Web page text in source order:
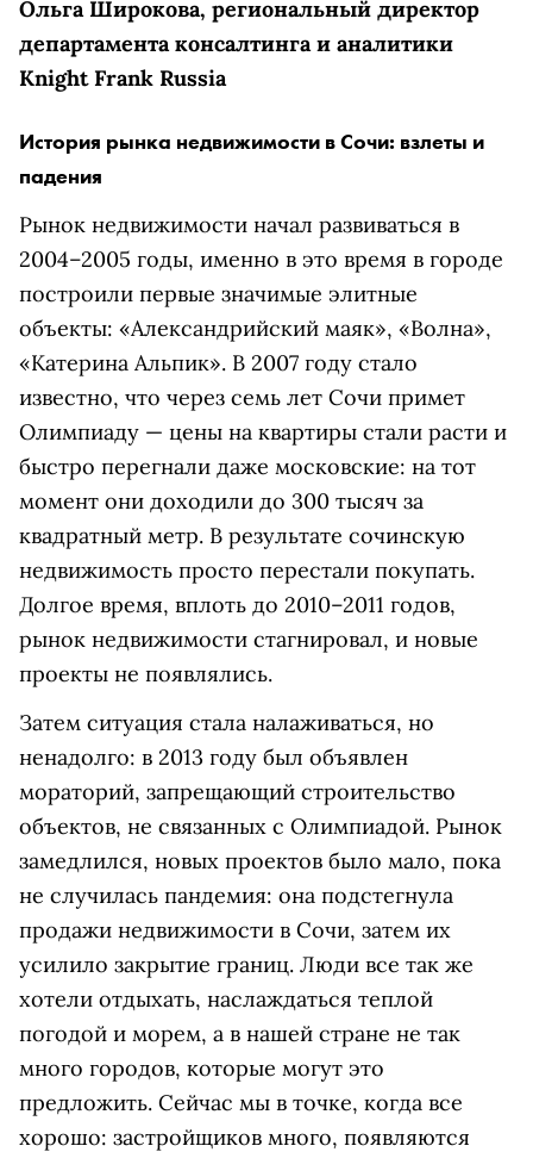
Ольга Широкова, региональный директор
департамента консалтинга и аналитики
Knight Frank Russia
История рынка недвижимости в Сочи: взлеты и
падения
Рынок недвижимости начал развиваться в
2004–2005 годы, именно в это время в городе
построили первые значимые элитные
объекты: «Александрийский маяк», «Волна»,
«Катерина Альпик». В 2007 году стало
известно, что через семь лет Сочи примет
Олимпиаду — цены на квартиры стали расти и
быстро перегнали даже московские: на тот
момент они доходили до 300 тысяч за
квадратный метр. В результате сочинскую
недвижимость просто перестали покупать.
Долгое время, вплоть до 2010–2011 годов,
рынок недвижимости стагнировал, и новые
проекты не появлялись.
Затем ситуация стала налаживаться, но
ненадолго: в 2013 году был объявлен
мораторий, запрещающий строительство
объектов, не связанных с Олимпиадой. Рынок
замедлился, новых проектов было мало, пока
не случилась пандемия: она подстегнула
продажи недвижимости в Сочи, затем их
усилило закрытие границ. Люди все так же
хотели отдыхать, наслаждаться теплой
погодой и морем, а в нашей стране не так
много городов, которые могут это
предложить. Сейчас мы в точке, когда все
хорошо: застройщиков много, появляются